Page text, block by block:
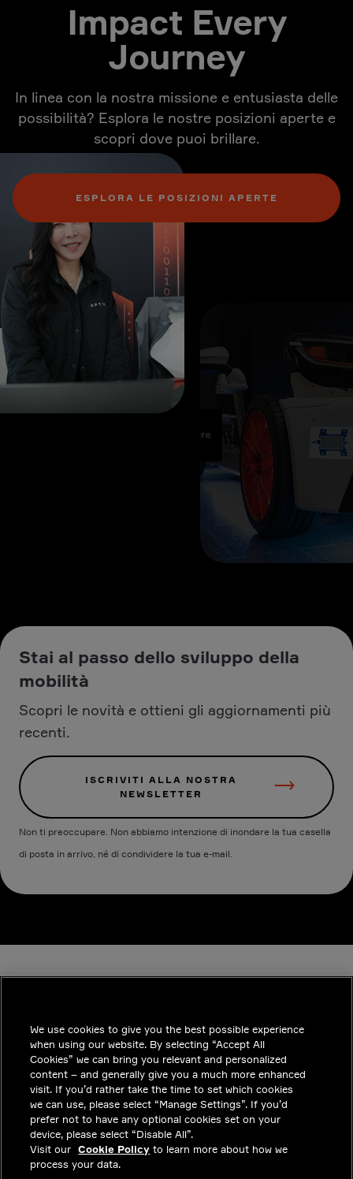
Impact Every
Journey
In linea con la nostra missione e entusiasta delle
possibilità? Esplora le nostre posizioni aperte e
scopri dove puoi brillare.
ESPLORA LE POSIZIONI APERTE
Stai al passo dello sviluppo della
mobilità
Scopri le novità e ottieni gli aggiornamenti più
recenti.
ISCRIVITI ALLA NOSTRA
NEWSLETTER
Non ti preoccupare. Non abbiamo intenzione di inondare la tua casella
di posta in arrivo, né di condividere la tua e-mail.
INDUSTRIES
APPROFONDIMENTI
SOLUZIONI
POSIZIONI LAVORATIVE
INVESTITORI
We use cookies to give you the best possible experience
when using our website. By selecting “Accept All
Cookies” we can bring you relevant and personalized
content – and generally give you a much more enhanced
visit. If you’d rather take the time to set which cookies
we can use, please select “Manage Settings”. If you’d
prefer not to have any optional cookies set on your
device, please select “Disable All”.
Visit our Cookie Policy to learn more about how we
process your data.